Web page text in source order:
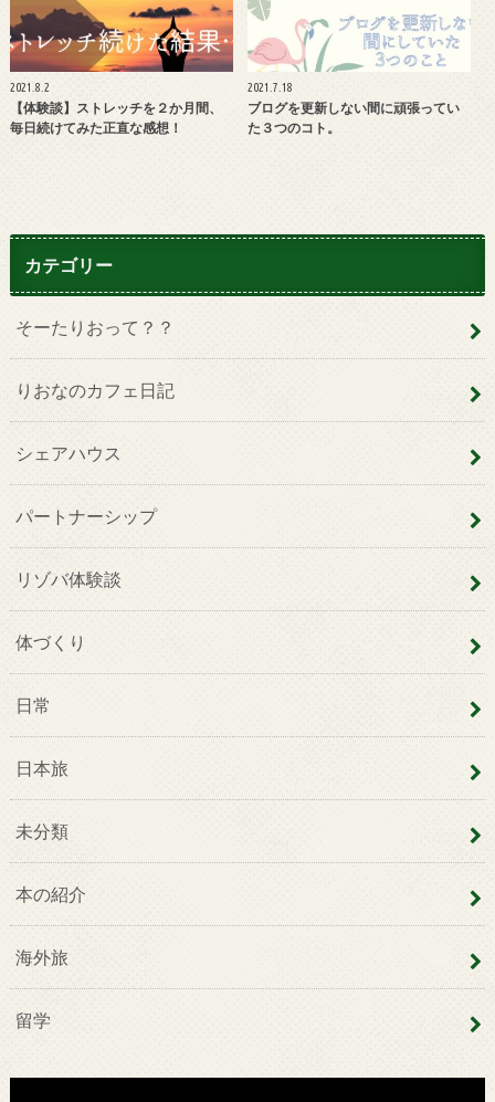
2021.8.2
【体験談】ストレッチを２か月間、
毎日続けてみた正直な感想！
2021.7.18
ブログを更新しない間に頑張ってい
た３つのコト。
カテゴリー
そーたりおって？？
りおなのカフェ日記
シェアハウス
パートナーシップ
リゾバ体験談
体づくり
日常
日本旅
未分類
本の紹介
海外旅
留学